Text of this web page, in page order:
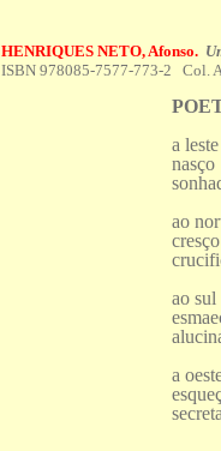
HENRIQUES NETO, Afonso.
ISBN 978085-7577-773-2
a leste
nasço
ao
cresço
ao sul
a